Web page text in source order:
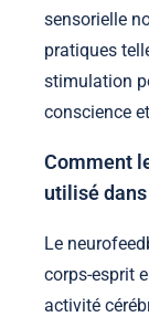
sensorielle
pratiques
stimulation
conscience
Comment
utilisé
Le
corps-esprit
activité